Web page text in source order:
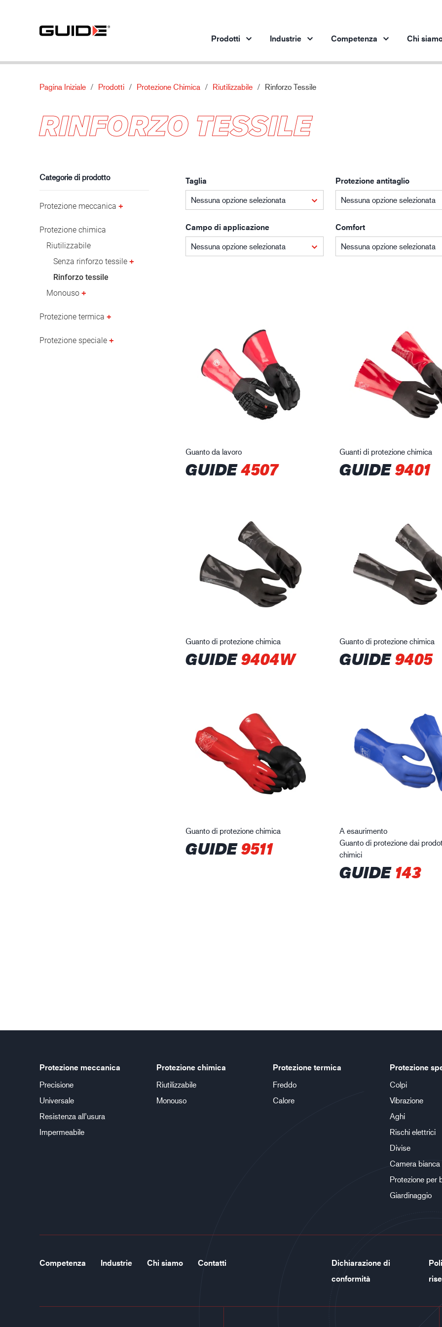
Prodotti
Protezione meccanica
Protezione chimica
Industria automobilistica
Industria siderurgica
Logistica
Industrie
Industria petrolifera Edilizia e costruzioni
Competenza
Standard
Caratteristiche
I nostri prodotti innovativi
Chi
Chi siamo
Contatti
Pagina Iniziale Prodotti Protezione Chimica Riutilizzabile Rinforzo Tessile
RINFORZO TESSILE
Categorie di prodotto
Protezione meccanica
Protezione chimica
Riutilizzabile
Senza rinforzo tessile
Rinforzo tessile
Monouso
Protezione termica
Protezione speciale
Taglia
Nessuna opzione selezionata
Protezione antitaglio
Nessuna opzione selezionata
Campo di applicazione
Nessuna opzione selezionata
Comfort
Nessuna opzione selezionata
Guanto da lavoro
GUIDE4507
Guanti di protezione chimica
GUIDE9401
Guanto di protezione chimica
GUIDE9404W
Guanto di protezione chimica
GUIDE9405
Guanto di protezione chimica
GUIDE9511
A esaurimento
Guanto di protezione dai
chimici
GUIDE143
Protezione meccanica
Precisione
Universale
Resistenza all’usura
Impermeabile
Protezione chimica
Riutilizzabile
Monouso
Protezione termica
Freddo
Calore
Protezione
Colpi
Vibrazione
Aghi
Rischi elettrici
Divise
Camera bianca
Protezione per
Giardinaggio
Competenza Industrie Chi siamo Contatti
Dichiarazione di
conformità